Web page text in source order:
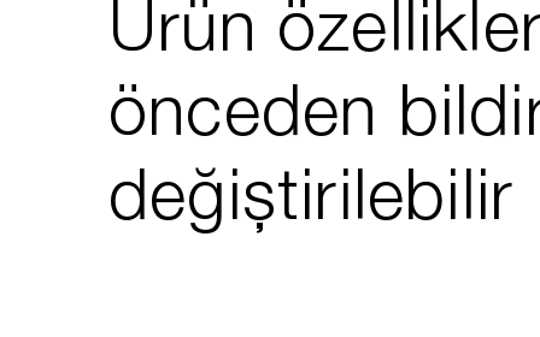
Ürün
önceden
değiştirilebilir